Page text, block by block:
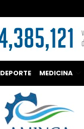
DEPORTE MEDICINA